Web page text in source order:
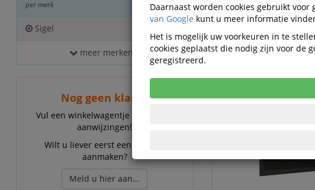
per merk
Sigel
meer merken...
Nog geen klant?
Vul een winkelwagentje en volg de
aanwijzingen!
Wilt u liever eerst een account
aanmaken?
Meld u hier aan...
Daarnaast worden cookies gebruikt
van Google kunt u meer informatie
Het is mogelijk uw voorkeuren in te
cookies geplaatst die nodig zijn voor de
geregistreerd.